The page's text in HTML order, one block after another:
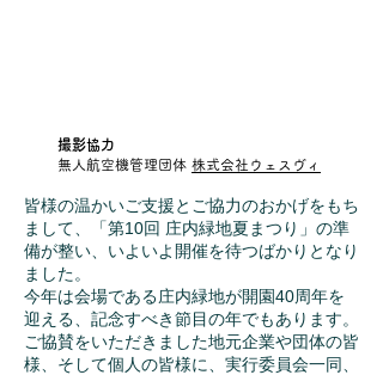
撮影協力
無人航空機管理団体 株式会社ウェスヴィ
皆様の温かいご支援とご協力のおかげをもち
まして、「第10回 庄内緑地夏まつり」の準
備が整い、いよいよ開催を待つばかりとなり
ました。
今年は会場である庄内緑地が開園40周年を
迎える、記念すべき節目の年でもあります。
ご協賛をいただきました地元企業や団体の皆
様、そして個人の皆様に、実行委員会一同、